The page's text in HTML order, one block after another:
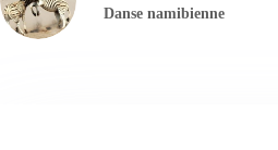
Danse namibienne